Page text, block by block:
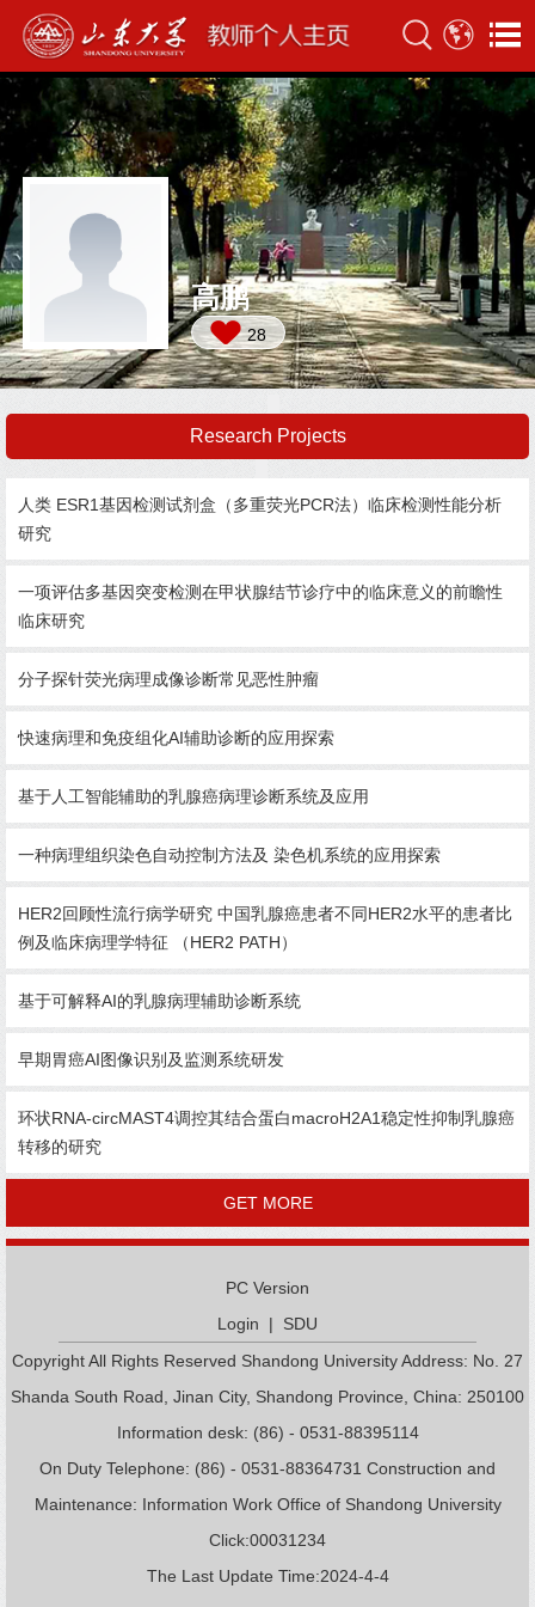
高鹏
28
Research Projects
人类 ESR1基因检测试剂盒（多重荧光PCR法）临床检测性能分析
研究
一项评估多基因突变检测在甲状腺结节诊疗中的临床意义的前瞻性
临床研究
分子探针荧光病理成像诊断常见恶性肿瘤
快速病理和免疫组化AI辅助诊断的应用探索
基于人工智能辅助的乳腺癌病理诊断系统及应用
一种病理组织染色自动控制方法及 染色机系统的应用探索
HER2回顾性流行病学研究 中国乳腺癌患者不同HER2水平的患者比
例及临床病理学特征 （HER2 PATH）
基于可解释AI的乳腺病理辅助诊断系统
早期胃癌AI图像识别及监测系统研发
环状RNA-circMAST4调控其结合蛋白macroH2A1稳定性抑制乳腺癌
转移的研究
GET MORE
PC Version
Login | SDU
Copyright All Rights Reserved Shandong University Address: No. 27
Shanda South Road, Jinan City, Shandong Province, China: 250100
Information desk: (86) - 0531-88395114
On Duty Telephone: (86) - 0531-88364731 Construction and
Maintenance: Information Work Office of Shandong University
Click:00031234
The Last Update Time:2024-4-4